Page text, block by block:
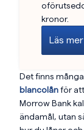
kronor.
Läs
Det finns
blancolånför
Morrow Bank
ändamål, utan